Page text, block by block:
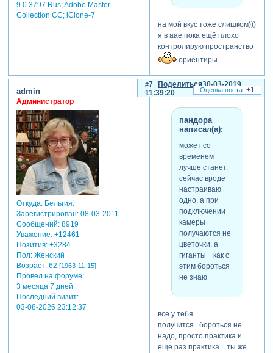
9.0.3797 Rus; Adobe Master
Collection СС; iClone-7
на мой вкус тоже слишком)))
я в аае пока ещё плохо
контролирую пространство
ориентиры
рушатся.
может со временем лучше
настраиваю одно, а при
подключении камеры
гиганты
как с этим
бороться не знаю
пока всё ну... такое...
Поделиться
7
30-03-2019
11:39:20
admin
Администратор
Откуда:Бельгия.
Зарегистрирован: 08-03-2011
Сообщений:8919
Уважение: +12461
Позитив: +3284
Пол:Женский
Возраст:62 [1963-11-15]
Провел на форуме:
3 месяца 7 дней
Последний визит:
03-08-2026 23:12:37
пандора
написал(а):
может со
временем
лучше станет.
сейчас вроде
настраиваю
одно, а при
подключении
камеры
получаются не
цветочки, а
гиганты как с
этим бороться
не знаю
все у тебя
получится...бороться не
надо, просто практика и
еще раз практика....ты же
+1